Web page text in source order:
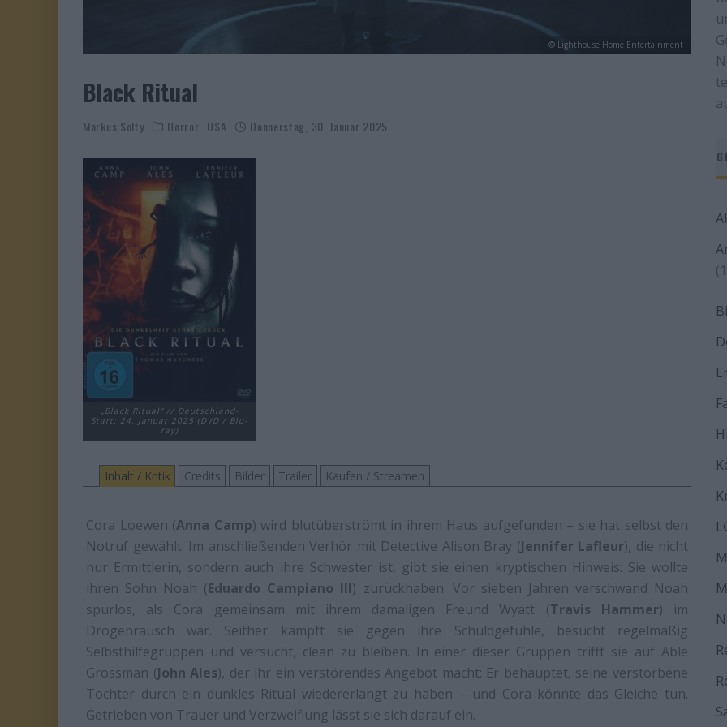
© Lighthouse Home Entertainment
Black Ritual
Markus Solty Horror USA Donnerstag, 30. Januar 2025
„Black Ritual“ // Deutschland-
Start: 24. Januar 2025 (DVD / Blu-
ray)
Inhalt / Kritik Credits Bilder Trailer Kaufen / Streamen
Cora Loewen (Anna Camp) wird blutüberströmt in ihrem Haus aufgefunden – sie hat selbst den
Notruf gewählt. Im anschließenden Verhör mit Detective Alison Bray (Jennifer Lafleur), die nicht
nur Ermittlerin, sondern auch ihre Schwester ist, gibt sie einen kryptischen Hinweis: Sie wollte
ihren Sohn Noah (Eduardo Campiano III) zurückhaben. Vor sieben Jahren verschwand Noah
spurlos, als Cora gemeinsam mit ihrem damaligen Freund Wyatt (Travis Hammer) im
Drogenrausch war. Seither kämpft sie gegen ihre Schuldgefühle, besucht regelmäßig
Selbsthilfegruppen und versucht, clean zu bleiben. In einer dieser Gruppen trifft sie auf Able
Grossman (John Ales), der ihr ein verstörendes Angebot macht: Er behauptet, seine verstorbene
Tochter durch ein dunkles Ritual wiedererlangt zu haben – und Cora könnte das Gleiche tun.
Getrieben von Trauer und Verzweiflung lässt sie sich darauf ein.